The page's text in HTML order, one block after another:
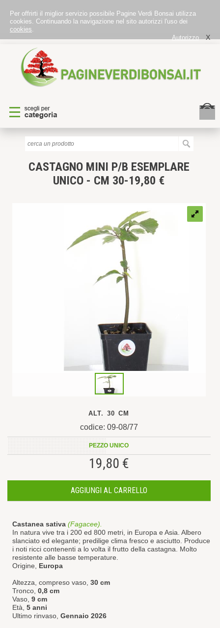
Per offrirti il miglior servizio possibile Pagine Verdi Bonsai utilizza
cookies. Continuando la navigazione nel sito autorizzi l'uso dei
cookies.
Autorizzo
X
CASTAGNO MINI P/B ESEMPLARE
UNICO - CM 30-19,80 €
ALT. 30 CM
codice: 09-08/77
PEZZO UNICO
19,80 €
AGGIUNGI AL CARRELLO
Castanea sativa (Fagacee).
In natura vive tra i 200 ed 800 metri, in Europa e Asia. Albero
slanciato ed elegante; predilige clima fresco e asciutto. Produce
i noti ricci contenenti a lo volta il frutto della castagna. Molto
resistente alle basse temperature.
Origine, Europa
Altezza, compreso vaso, 30 cm
Tronco, 0,8 cm
Vaso, 9 cm
Età, 5 anni
Ultimo rinvaso, Gennaio 2026